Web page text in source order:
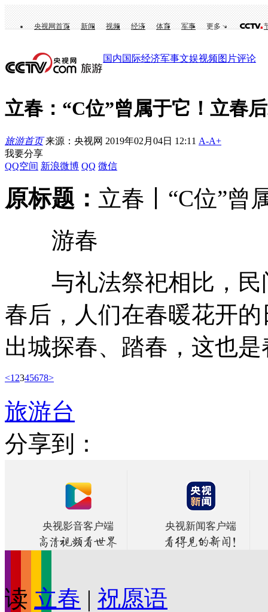
央视网首页 新闻 视频 经济 体育 军事 更多
国内国际经济军事文娱视频图片评论
立春：“C位”曾属于它！立春
旅游首页 来源：央视网 2019年02月04日 12:11 A-A+
我要分享
QQ空间 新浪微博 QQ 微信
原标题： 立春丨“C位”曾
游春
与礼法祭祀相比，民
春后，人们在春暖花开
出城探春、踏春，这也
<1 2345678>
旅游台
分享到：
央视影音客户端 央视新闻客户端
读 立春 | 祝愿语